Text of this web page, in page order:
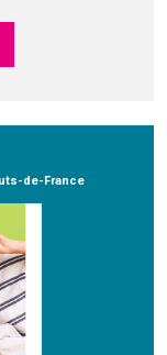
de-France